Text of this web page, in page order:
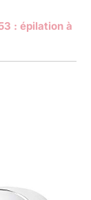
: épilation à